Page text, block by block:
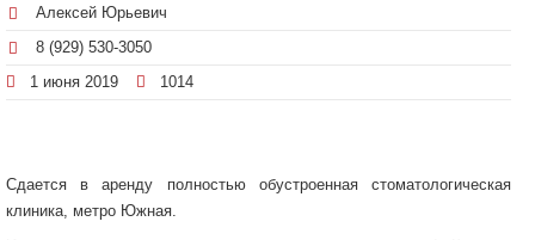
Алексей Юрьевич
8 (929) 530-3050
1 июня 2019
1014
Сдается в аренду полностью обустроенная стоматологическая
клиника, метро Южная.